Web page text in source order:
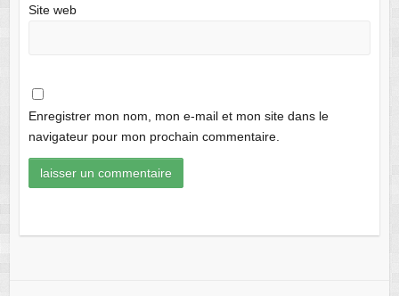
Site web
Enregistrer mon nom, mon e-mail et mon site dans le
navigateur pour mon prochain commentaire.